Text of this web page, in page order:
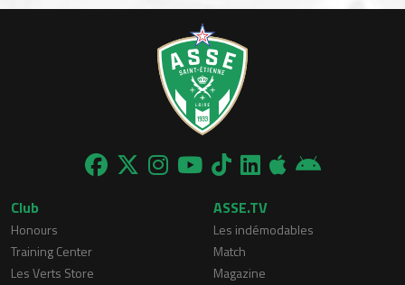
Club
Honours
Training Center
Les Verts Store
ASSE.TV
Les indémodables
Match
Magazine